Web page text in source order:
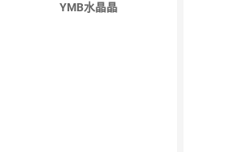
YMB水晶晶